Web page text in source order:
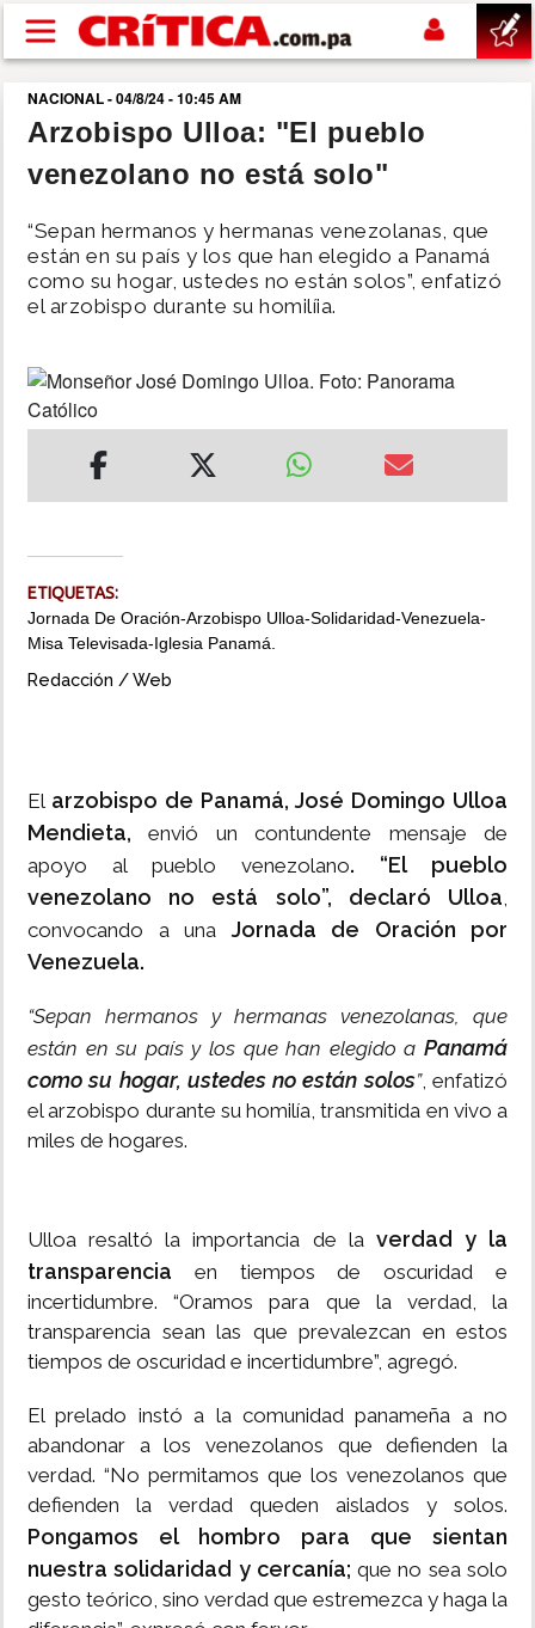
Pasar al contenido principal
buscar
SUCESOS
NACIONAL
POLÍTICA
SHOW
MULTIMEDIA
NACIONAL - 04/8/24 - 10:45 AM
Arzobispo Ulloa: "El pueblo
venezolano no está solo"
“Sepan hermanos y hermanas venezolanas, que
están en su país y los que han elegido a Panamá
como su hogar, ustedes no están solos”, enfatizó
el arzobispo durante su homilíia.
ETIQUETAS:
Jornada De Oración-Arzobispo Ulloa-Solidaridad-Venezuela-
Misa Televisada-Iglesia Panamá.
Redacción / Web
El arzobispo de Panamá, José Domingo Ulloa
Mendieta, envió un contundente mensaje de
apoyo al pueblo venezolano. “El pueblo
venezolano no está solo”, declaró Ulloa,
convocando a una Jornada de Oración por
Venezuela.
“Sepan hermanos y hermanas venezolanas, que
están en su país y los que han elegido a Panamá
como su hogar, ustedes no están solos”, enfatizó
el arzobispo durante su homilía, transmitida en vivo a
miles de hogares.
Ulloa resaltó la importancia de laverdad y la
transparencia en tiempos de oscuridad e
incertidumbre. “Oramos para que la verdad, la
transparencia sean las que prevalezcan en estos
tiempos de oscuridad e incertidumbre”, agregó.
El prelado instó a la comunidad panameña a no
abandonar a los venezolanos que defienden la
verdad. “No permitamos que los venezolanos que
defienden la verdad queden aislados y solos.
Pongamos el hombro para que sientan
nuestra solidaridad y cercanía; que no sea solo
gesto teórico, sino verdad que estremezca y haga la